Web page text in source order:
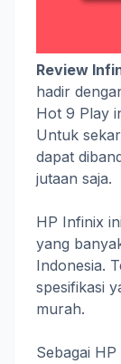
Review
hadir
Hot 9 Play
Untuk
dapat
jutaan saja.
HP Infinix
yang
Indonesia.
spesifikasi
murah.
Sebagai